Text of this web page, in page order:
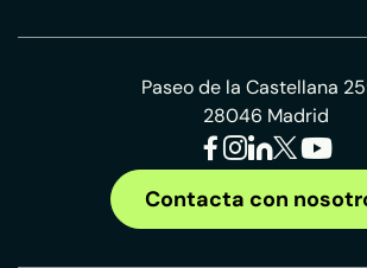
Paseo de la Castellana
28046 Madrid
Contacta con